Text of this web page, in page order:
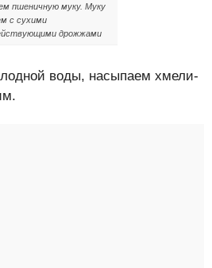
пшеничную муку. Муку
с сухими
дрожжами
воды, насыпаем хмели-